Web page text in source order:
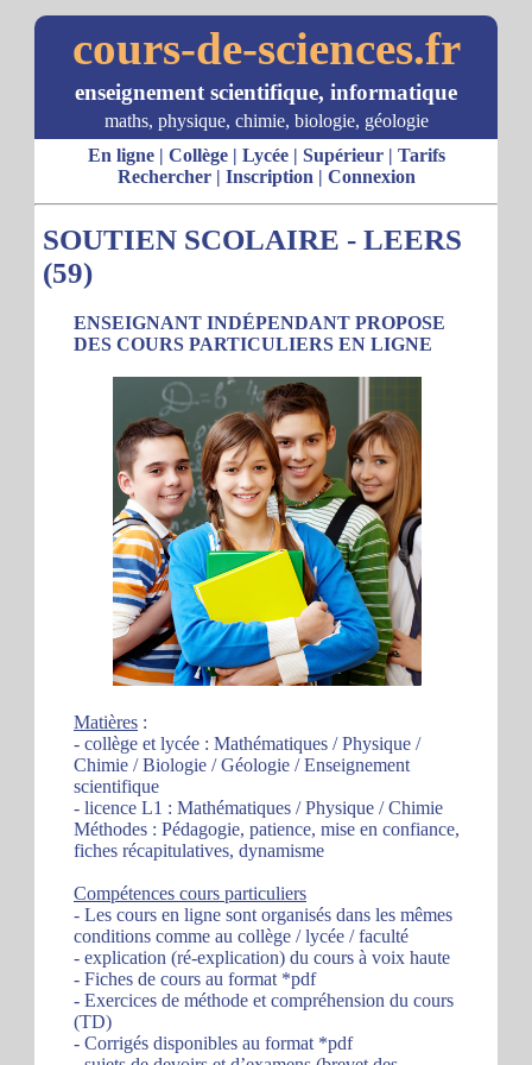
cours-de-sciences.fr
enseignement scientifique, informatique
maths, physique, chimie, biologie, géologie
En ligne| Collège| Lycée| Supérieur| Tarifs
Rechercher| Inscription | Connexion
SOUTIEN SCOLAIRE - LEERS
(59)
ENSEIGNANT INDÉPENDANT PROPOSE
DES COURS PARTICULIERS EN LIGNE
Matières :
- collège et lycée : Mathématiques / Physique /
Chimie / Biologie / Géologie / Enseignement
scientifique
- licence L1 : Mathématiques / Physique / Chimie
Méthodes : Pédagogie, patience, mise en confiance,
fiches récapitulatives, dynamisme
Compétences cours particuliers
- Les cours en ligne sont organisés dans les mêmes
conditions comme au collège / lycée / faculté
- explication (ré-explication) du cours à voix haute
- Fiches de cours au format *pdf
- Exercices de méthode et compréhension du cours
(TD)
- Corrigés disponibles au format *pdf